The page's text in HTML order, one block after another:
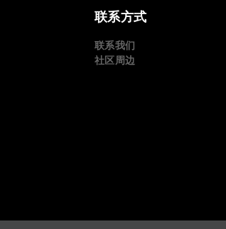
联系方式
联系我们
社区周边